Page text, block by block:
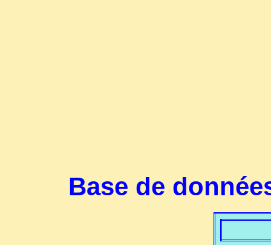
Base de